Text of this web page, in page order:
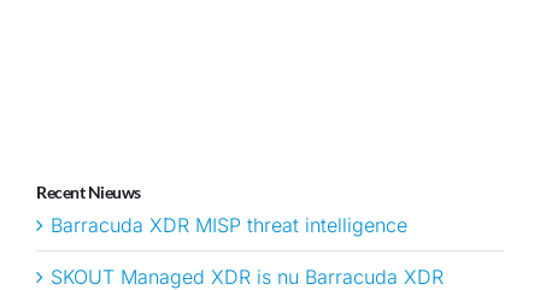
Recent Nieuws
Barracuda XDR MISP threat intelligence
SKOUT Managed XDR is nu Barracuda XDR